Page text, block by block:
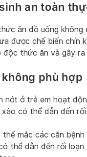
an toàn
ăn đồ uống
được chế biến chín
thức ăn và gây ra
phù hợp
nớt ở trẻ em hoạt
xào có thể dẫn đến
thể mắc các căn
thể dẫn đến rối